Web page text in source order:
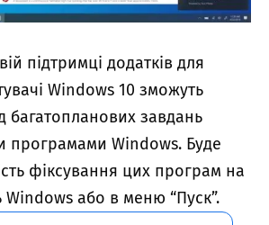
підтримці додатків для
Windows 10 зможуть
багатопланових завдань
програмами Windows. Буде
фіксування цих програм на
Windows або в меню “Пуск”.